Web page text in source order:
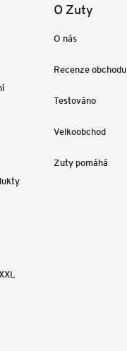
O Zuty
O nás
Recenze obchodu
Testováno
Velkoobchod
Zuty pomáhá